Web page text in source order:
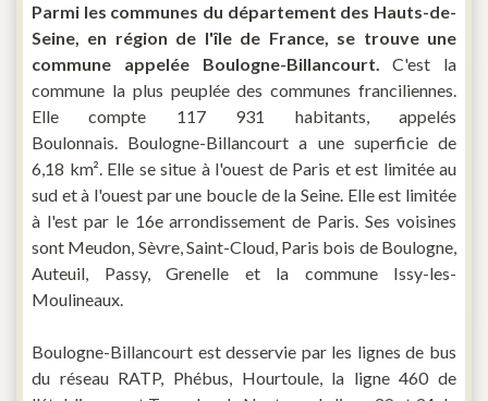
Parmi les communes du département des Hauts-de-
Seine, en région de l'île de France, se trouve une
commune appelée Boulogne-Billancourt.C'est la
commune la plus peuplée des communes franciliennes.
Elle compte 117 931 habitants, appelés
Boulonnais. Boulogne-Billancourt a une superficie de
6,18 km². Elle se situe à l'ouest de Paris et est limitée au
sud et à l'ouest par une boucle de la Seine. Elle est limitée
à l'est par le 16e arrondissement de Paris. Ses voisines
sont Meudon, Sèvre, Saint-Cloud, Paris bois de Boulogne,
Auteuil, Passy, Grenelle et la commune Issy-les-
Moulineaux.
Boulogne-Billancourt est desservie par les lignes de bus
du réseau RATP, Phébus, Hourtoule, la ligne 460 de